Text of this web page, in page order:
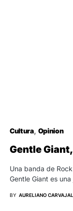
Cultura Opinion
Gentle
Una banda de
Gentle Giant es
BY AURELIANO CARVAJAL